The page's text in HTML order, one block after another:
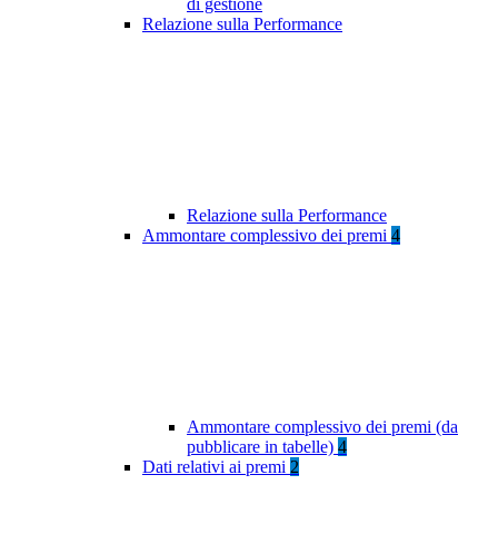
di gestione
Relazione sulla Performance
Relazione sulla Performance
Ammontare complessivo dei premi 4
Ammontare complessivo dei premi (da
pubblicare in tabelle) 4
Dati relativi ai premi 2